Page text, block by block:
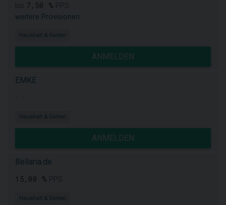
7,50 %
weitere Provisionen
Haushalt & Garten
ANMELDEN
EMKE
Haushalt & Garten
ANMELDEN
Bellaria.de
15,00 %
Haushalt & Garten